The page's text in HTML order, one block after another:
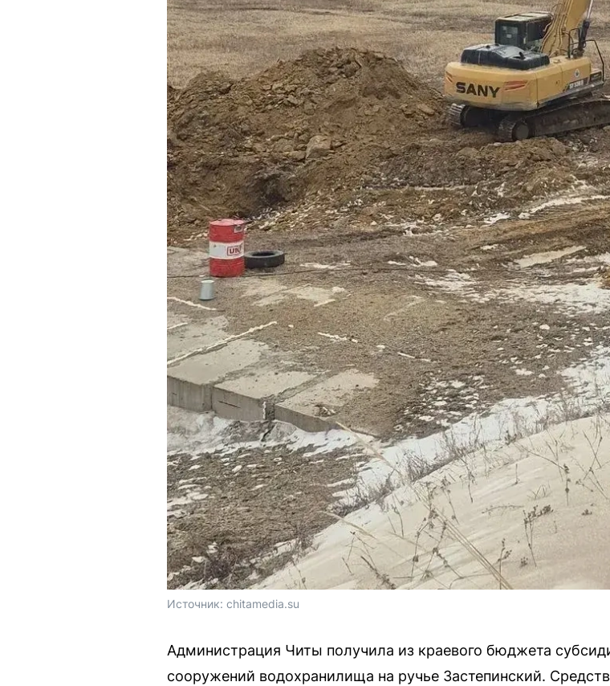
Источник: chitamedia.su
Администрация Читы получила из краевого бюджета
сооружений водохранилища на ручье Застепинский.